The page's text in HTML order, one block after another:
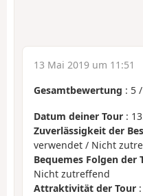
13 Mai 2019 um 11:51
Gesamtbewertung : 5 /
Datum deiner Tour :
Zuverlässigkeit der
verwendet / Nicht
Bequemes Folgen der
Nicht zutreffend
Attraktivität der Tour